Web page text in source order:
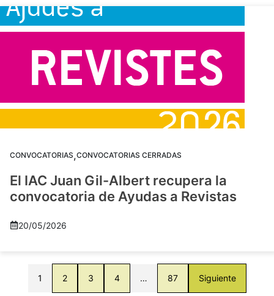
CONVOCATORIAS,CONVOCATORIAS CERRADAS
El IAC Juan Gil-Albert recupera la
convocatoria de Ayudas a Revistas
20/05/2026
1 2 3 4 … 87 Siguiente